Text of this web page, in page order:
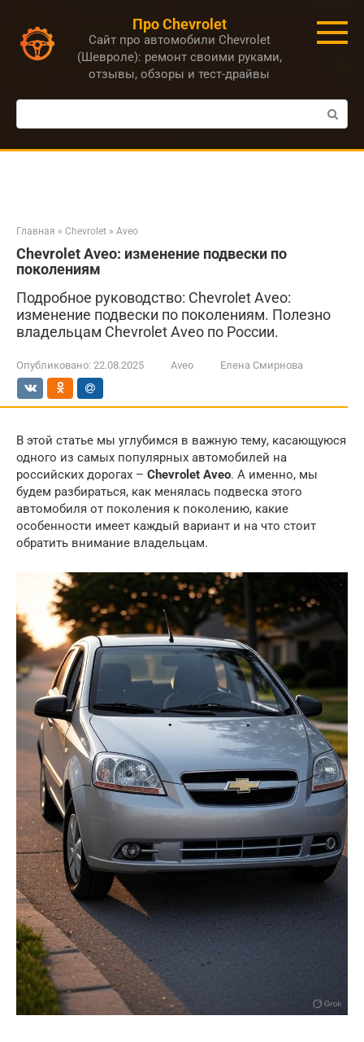
контенту
Про Chevrolet
Сайт про автомобили Chevrolet
(Шевроле): ремонт своими руками,
отзывы, обзоры и тест-драйвы
Поиск:
Главная » Chevrolet » Aveo
Chevrolet Aveo: изменение подвески по
поколениям
Подробное руководство: Chevrolet Aveo:
изменение подвески по поколениям. Полезно
владельцам Chevrolet Aveo по России.
Опубликовано: 22.08.2025 Aveo Елена Смирнова
В этой статье мы углубимся в важную тему, касающуюся
одного из самых популярных автомобилей на
российских дорогах – Chevrolet Aveo. А именно, мы
будем разбираться, как менялась подвеска этого
автомобиля от поколения к поколению, какие
особенности имеет каждый вариант и на что стоит
обратить внимание владельцам.